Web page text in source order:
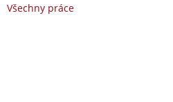
Všechny práce